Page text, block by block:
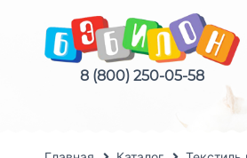
8 (800) 250-05-58